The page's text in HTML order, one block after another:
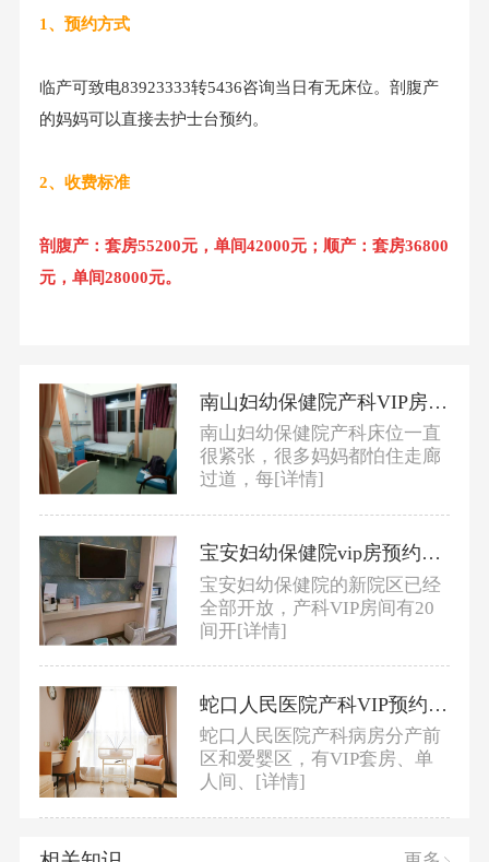
1、预约方式
临产可致电83923333转5436咨询当日有无床位。剖腹产
的妈妈可以直接去护士台预约。
2、收费标准
剖腹产：套房55200元，单间42000元；顺产：套房36800
元，单间28000元。
南山妇幼保健院产科VIP房预约及价格
南山妇幼保健院产科床位一直
很紧张，很多妈妈都怕住走廊
过道，每[详情]
宝安妇幼保健院vip房预约及价格
宝安妇幼保健院的新院区已经
全部开放，产科VIP房间有20
间开[详情]
蛇口人民医院产科VIP预约及价格
蛇口人民医院产科病房分产前
区和爱婴区，有VIP套房、单
人间、 [详情]